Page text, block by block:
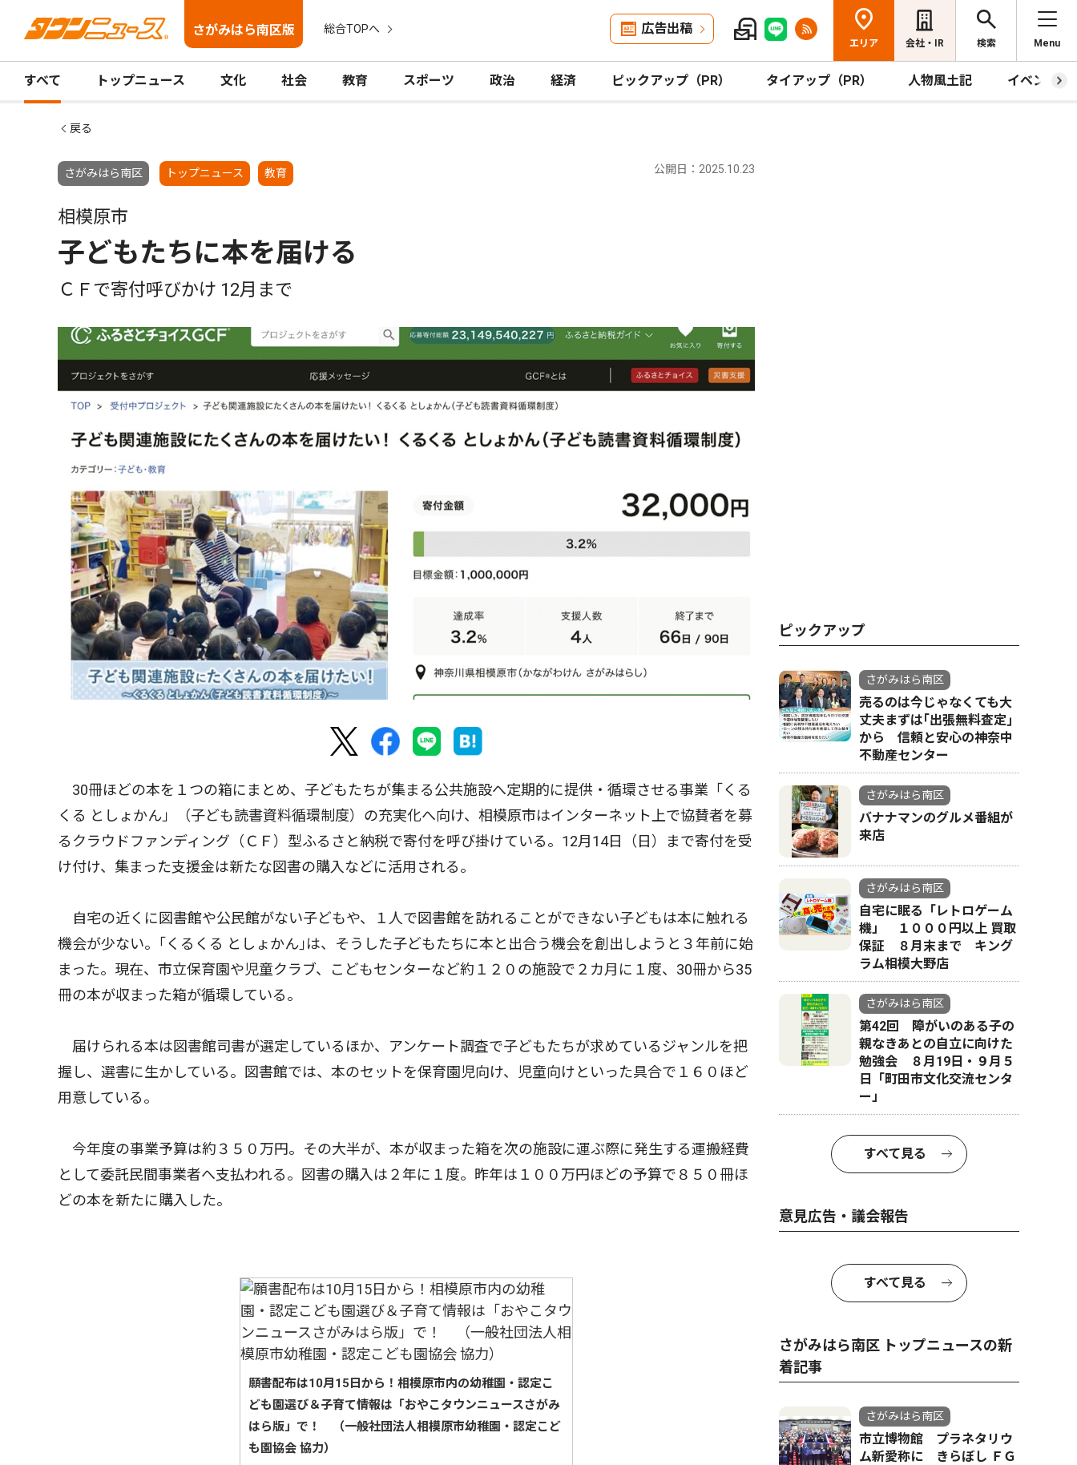
さがみはら南区版 総合TOPへ 広告出稿
エリア 会社・IR 検索 Menu
すべて トップニュース 文化 社会 教育 スポーツ 政治 経済 ピックアップ（PR） タイアップ（PR） 人物風土記 イベント
戻る
さがみはら南区 トップニュース 教育 公開日：2025.10.23
相模原市
子どもたちに本を届ける
ＣＦで寄付呼びかけ 12月まで
30冊ほどの本を１つの箱にまとめ、子どもたちが集まる公共施設へ定期的に提供・循環させる事業「くる
くる としょかん」（子ども読書資料循環制度）の充実化へ向け、相模原市はインターネット上で協賛者を募
るクラウドファンディング（ＣＦ）型ふるさと納税で寄付を呼び掛けている。12月14日（日）まで寄付を受
け付け、集まった支援金は新たな図書の購入などに活用される。
自宅の近くに図書館や公民館がない子どもや、１人で図書館を訪れることができない子どもは本に触れる
機会が少ない。｢くるくる としょかん｣は、そうした子どもたちに本と出合う機会を創出しようと３年前に始
まった。現在、市立保育園や児童クラブ、こどもセンターなど約１２０の施設で２カ月に１度、30冊から35
冊の本が収まった箱が循環している。
届けられる本は図書館司書が選定しているほか、アンケート調査で子どもたちが求めているジャンルを把
握し、選書に生かしている。図書館では、本のセットを保育園児向け、児童向けといった具合で１６０ほど
用意している。
今年度の事業予算は約３５０万円。その大半が、本が収まった箱を次の施設に運ぶ際に発生する運搬経費
として委託民間事業者へ支払われる。図書の購入は２年に１度。昨年は１００万円ほどの予算で８５０冊ほ
どの本を新たに購入した。
願書配布は10月15日から！相模原市内の幼稚園・認定こ
ども園選び＆子育て情報は「おやこタウンニュースさがみ
はら版」で！ （一般社団法人相模原市幼稚園・認定こど
も園協会 協力）
ピックアップ
さがみはら南区
売るのは今じゃなくても大
丈夫まずは｢出張無料査定｣
から 信頼と安心の神奈中
不動産センター
さがみはら南区
バナナマンのグルメ番組が
来店
さがみはら南区
自宅に眠る「レトロゲーム
機」 １０００円以上 買取
保証 ８月末まで キング
ラム相模大野店
さがみはら南区
第42回 障がいのある子の
親なきあとの自立に向けた
勉強会 ８月19日・９月５
日「町田市文化交流センタ
ー」
すべて見る
意見広告・議会報告
すべて見る
さがみはら南区 トップニュースの新
着記事
さがみはら南区
市立博物館 プラネタリウ
ム新愛称に きらぼし ＦＧ